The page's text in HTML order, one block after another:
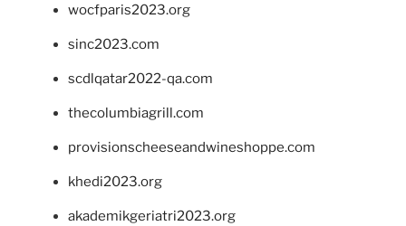
wocfparis2023.org
sinc2023.com
scdlqatar2022-qa.com
thecolumbiagrill.com
provisionscheeseandwineshoppe.com
khedi2023.org
akademikgeriatri2023.org